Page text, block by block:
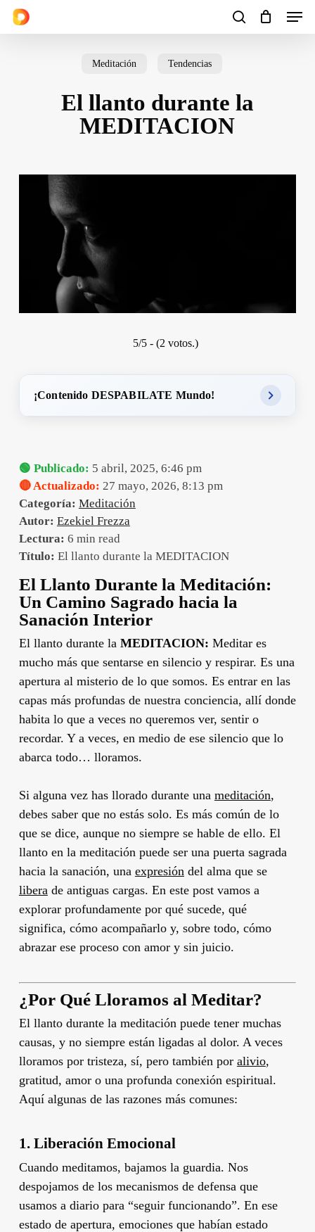
Skip
search
Menu
Cart Close
Meditación Tendencias
El llanto durante la
MEDITACION
5/5 - (2 votos.)
¡Contenido DESPABILATE Mundo!
🟢 Publicado: 5 abril, 2025, 6:46 pm
🔴 Actualizado: 27 mayo, 2026, 8:13 pm
Categoría: Meditación
Autor: Ezekiel Frezza
Lectura: 6 min read
Título: El llanto durante la MEDITACION
El Llanto Durante la Meditación:
Un Camino Sagrado hacia la
Sanación Interior
El llanto durante la MEDITACION: Meditar es
mucho más que sentarse en silencio y respirar. Es una
apertura al misterio de lo que somos. Es entrar en las
capas más profundas de nuestra conciencia, allí donde
habita lo que a veces no queremos ver, sentir o
recordar. Y a veces, en medio de ese silencio que lo
abarca todo… lloramos.
Si alguna vez has llorado durante una meditación,
debes saber que no estás solo. Es más común de lo
que se dice, aunque no siempre se hable de ello. El
llanto en la meditación puede ser una puerta sagrada
hacia la sanación, una expresión del alma que se
libera de antiguas cargas. En este post vamos a
explorar profundamente por qué sucede, qué
significa, cómo acompañarlo y, sobre todo, cómo
abrazar ese proceso con amor y sin juicio.
¿Por Qué Lloramos al Meditar?
El llanto durante la meditación puede tener muchas
causas, y no siempre están ligadas al dolor. A veces
lloramos por tristeza, sí, pero también por alivio,
gratitud, amor o una profunda conexión espiritual.
Aquí algunas de las razones más comunes:
1. Liberación Emocional
Cuando meditamos, bajamos la guardia. Nos
despojamos de los mecanismos de defensa que
usamos a diario para “seguir funcionando”. En ese
estado de apertura, emociones que habían estado